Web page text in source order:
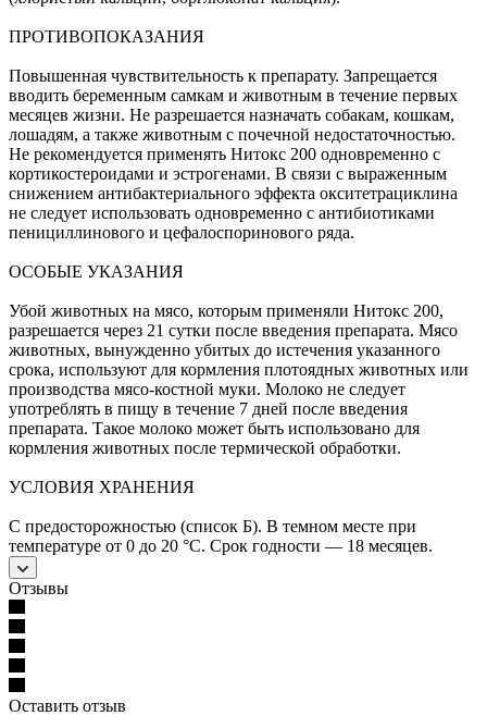
ПРОТИВОПОКАЗАНИЯ
Повышенная чувствительность к препарату. Запрещается
вводить беременным самкам и животным в течение первых
месяцев жизни. Не разрешается назначать собакам, кошкам,
лошадям, а также животным с почечной недостаточностью.
Не рекомендуется применять Нитокс 200 одновременно с
кортикостероидами и эстрогенами. В связи с выраженным
снижением антибактериального эффекта окситетрациклина
не следует использовать одновременно с антибиотиками
пенициллинового и цефалоспоринового ряда.
ОСОБЫЕ УКАЗАНИЯ
Убой животных на мясо, которым применяли Нитокс 200,
разрешается через 21 сутки после введения препарата. Мясо
животных, вынужденно убитых до истечения указанного
срока, используют для кормления плотоядных животных или
производства мясо-костной муки. Молоко не следует
употреблять в пищу в течение 7 дней после введения
препарата. Такое молоко может быть использовано для
кормления животных после термической обработки.
УСЛОВИЯ ХРАНЕНИЯ
С предосторожностью (список Б). В темном месте при
температуре от 0 до 20 °С. Срок годности — 18 месяцев.
Отзывы
Оставить отзыв